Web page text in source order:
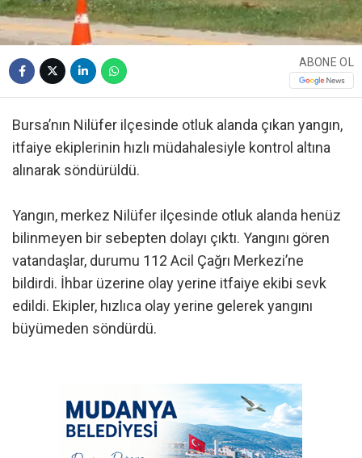
ABONE OL
Bursa’nın Nilüfer ilçesinde otluk alanda çıkan yangın,
itfaiye ekiplerinin hızlı müdahalesiyle kontrol altına
alınarak söndürüldü.
Yangın, merkez Nilüfer ilçesinde otluk alanda henüz
bilinmeyen bir sebepten dolayı çıktı. Yangını gören
vatandaşlar, durumu 112 Acil Çağrı Merkezi’ne
bildirdi. İhbar üzerine olay yerine itfaiye ekibi sevk
edildi. Ekipler, hızlıca olay yerine gelerek yangını
büyümeden söndürdü.